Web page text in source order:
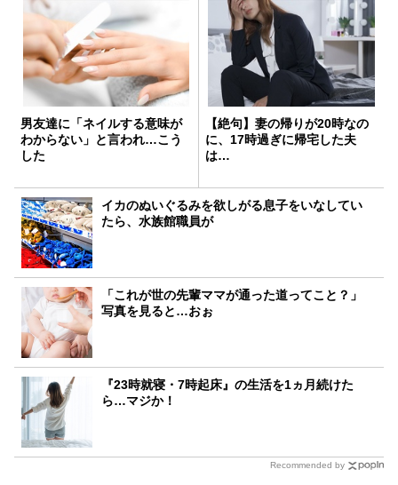
男友達に「ネイルする意味が
わからない」と言われ…こう
した
【絶句】妻の帰りが20時なの
に、17時過ぎに帰宅した夫
は…
イカのぬいぐるみを欲しがる息子をいなしてい
たら、水族館職員が
「これが世の先輩ママが通った道ってこと？」
写真を見ると…おぉ
『23時就寝・7時起床』の生活を1ヵ月続けた
ら…マジか！
Recommended by